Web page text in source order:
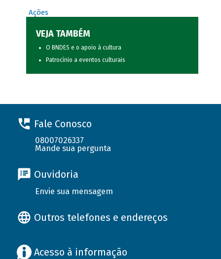
Ações
VEJA TAMBÉM
O BNDES e o apoio à cultura
Patrocínio a eventos culturais
Fale Conosco
08007026337
Mande sua pergunta
Ouvidoria
Envie sua mensagem
Outros telefones e endereços
Acesso à informação